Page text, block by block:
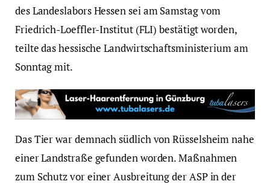
des Landeslabors Hessen sei am Samstag vom
Friedrich-Loeffler-Institut (FLI) bestätigt worden,
teilte das hessische Landwirtschaftsministerium am
Sonntag mit.
Das Tier war demnach südlich von Rüsselsheim nahe
einer Landstraße gefunden worden. Maßnahmen
zum Schutz vor einer Ausbreitung der ASP in der